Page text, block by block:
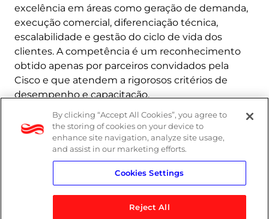
excelência em áreas como geração de demanda,
execução comercial, diferenciação técnica,
escalabilidade e gestão do ciclo de vida dos
clientes. A competência é um reconhecimento
obtido apenas por parceiros convidados pela
Cisco e que atendem a rigorosos critérios de
desempenho e capacitação.
Saiba mais
By clicking “Accept All Cookies”, you agree to
the storing of cookies on your device to
enhance site navigation, analyze site usage,
and assist in our marketing efforts.
Cookies Settings
Reject All